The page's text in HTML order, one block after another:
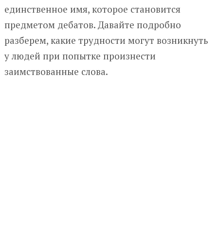
единственное имя, которое становится
предметом дебатов. Давайте подробно
разберем, какие трудности могут возникнуть
у людей при попытке произнести
заимствованные слова.